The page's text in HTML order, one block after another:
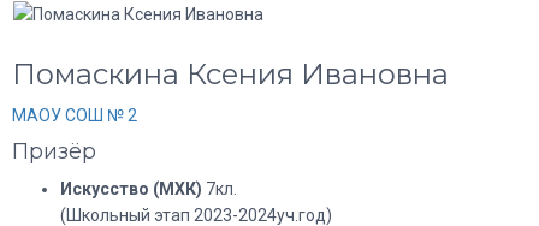
Помаскина Ксения Ивановна
МАОУ СОШ № 2
Призёр
Искусство (МХК) 7кл.
(Школьный этап 2023-2024уч.год)